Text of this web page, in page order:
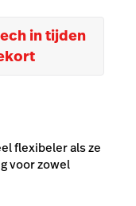
in tijden
flexibeler als ze
voor zowel